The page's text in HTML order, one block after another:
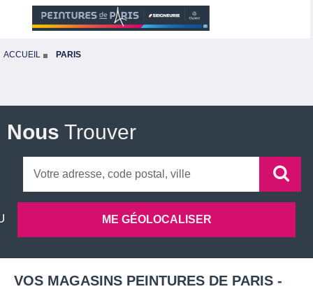
ACCUEIL PARIS
Nous Trouver
VOS MAGASINS PEINTURES DE PARIS -